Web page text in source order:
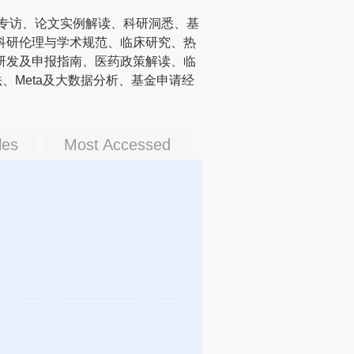
访、论文实例解读、科研洞悉、基
伦理与学术规范、临床研究、热
及申报指南、医药政策解读、临
Meta及大数据分析、基金申请经
Most Accessed